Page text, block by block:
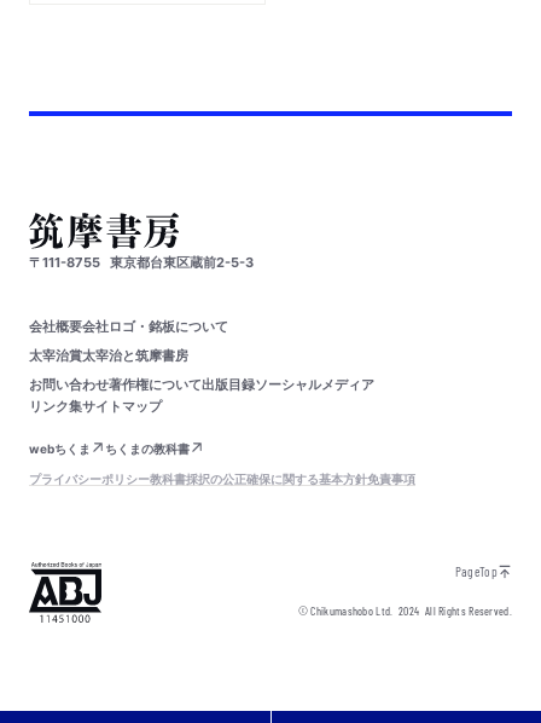
〒111-8755 東京都台東区蔵前2-5-3
会社概要会社ロゴ・銘板について
太宰治賞太宰治と筑摩書房
お問い合わせ著作権について出版目録ソーシャルメディア
リンク集サイトマップ
webちくま
ちくまの教科書
プライバシーポリシー教科書採択の公正確保に関する基本方針免責事項
PageTop
© Chikumashobo Ltd.2024 All Rights Reserved.